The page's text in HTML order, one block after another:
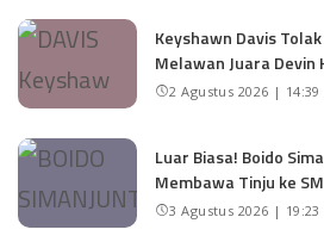
Keyshawn Davis
Melawan Juara Devin
2 Agustus 2026 | 14:39
Luar Biasa! Boido
Membawa Tinju ke
3 Agustus 2026 | 19:23